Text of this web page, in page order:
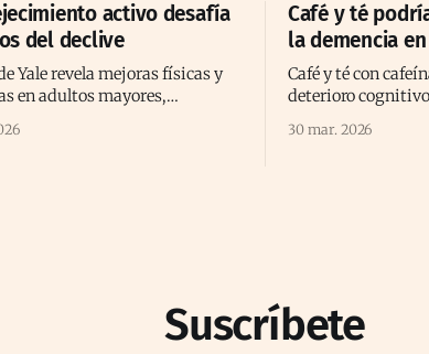
activo desafía
del declive
Yale revela mejoras físicas y
en adultos mayores,
activo positivo.
Café y té
la demencia
Café y té con
deterioro
estudio prolongado
30 mar. 2026
Suscríbete